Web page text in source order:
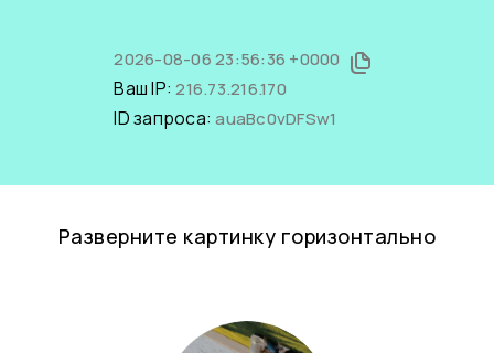
2026-08-06 23:56:36 +0000
Ваш IP:216.73.216.170
ID запроса:auaBc0vDFSw1
Разверните картинку горизонтально